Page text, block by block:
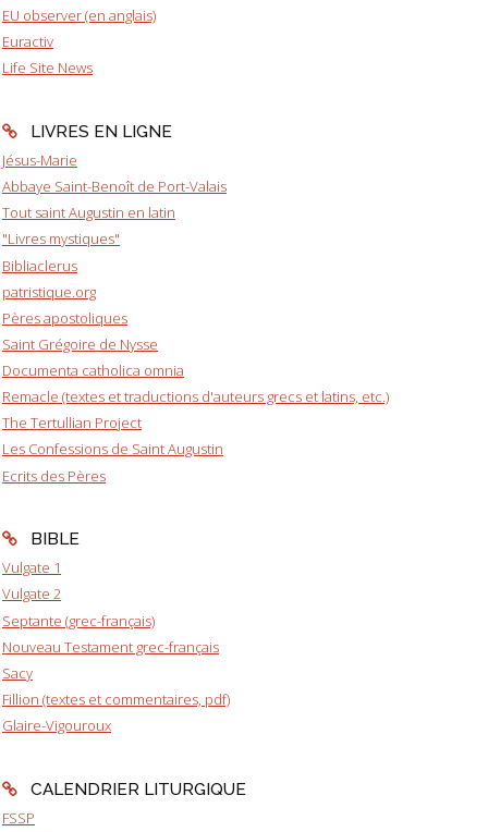
EU observer (en anglais)
Euractiv
Life Site News
LIVRES EN LIGNE
Jésus-Marie
Abbaye Saint-Benoît de Port-Valais
Tout saint Augustin en latin
"Livres mystiques"
Bibliaclerus
patristique.org
Pères apostoliques
Saint Grégoire de Nysse
Documenta catholica omnia
Remacle (textes et traductions d'auteurs grecs et latins, etc.)
The Tertullian Project
Les Confessions de Saint Augustin
Ecrits des Pères
BIBLE
Vulgate 1
Vulgate 2
Septante (grec-français)
Nouveau Testament grec-français
Sacy
Fillion (textes et commentaires, pdf)
Glaire-Vigouroux
CALENDRIER LITURGIQUE
FSSP